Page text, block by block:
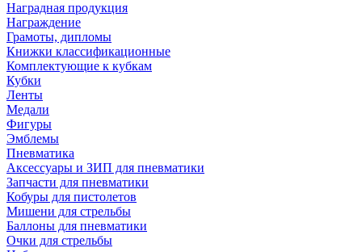
Наградная продукция
Награждение
Грамоты, дипломы
Книжки классификационные
Комплектующие к кубкам
Кубки
Ленты
Медали
Фигуры
Эмблемы
Пневматика
Аксессуары и ЗИП для пневматики
Запчасти для пневматики
Кобуры для пистолетов
Мишени для стрельбы
Баллоны для пневматики
Очки для стрельбы